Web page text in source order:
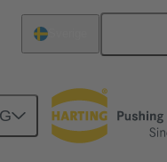
för industritillämpningar